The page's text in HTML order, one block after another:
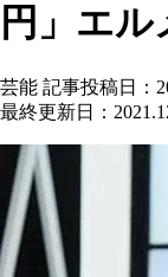
円」エ
芸能 記事投稿日：
最終更新日：